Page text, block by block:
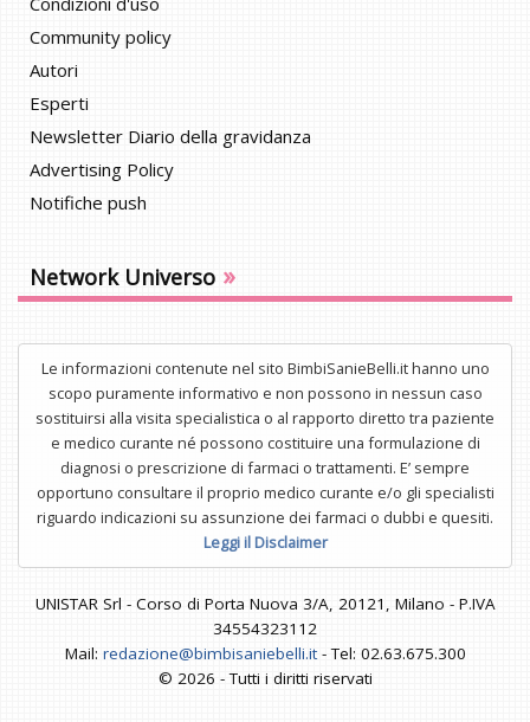
Community policy
Autori
Esperti
Newsletter Diario della gravidanza
Advertising Policy
Notifiche push
Network Universo »
Le informazioni contenute nel sito BimbiSanieBelli.it hanno uno
scopo puramente informativo e non possono in nessun caso
sostituirsi alla visita specialistica o al rapporto diretto tra paziente
e medico curante né possono costituire una formulazione di
diagnosi o prescrizione di farmaci o trattamenti. E’ sempre
opportuno consultare il proprio medico curante e/o gli specialisti
riguardo indicazioni su assunzione dei farmaci o dubbi e quesiti.
Leggi il Disclaimer
UNISTAR Srl - Corso di Porta Nuova 3/A, 20121, Milano - P.IVA
34554323112
Mail: redazione@bimbisaniebelli.it- Tel: 02.63.675.300
© 2026 - Tutti i diritti riservati